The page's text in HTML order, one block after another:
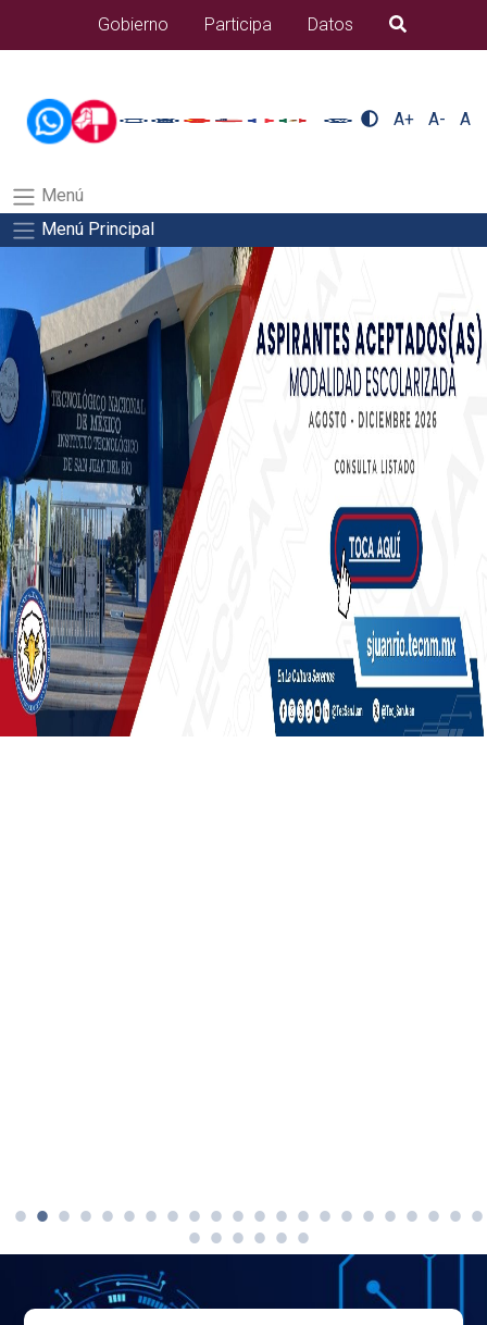
alumnos/seguro-a-estudiantesSalida del comando:
Gobierno Participa Datos B�squeda
A+ A- A
Menú
Menú Principal